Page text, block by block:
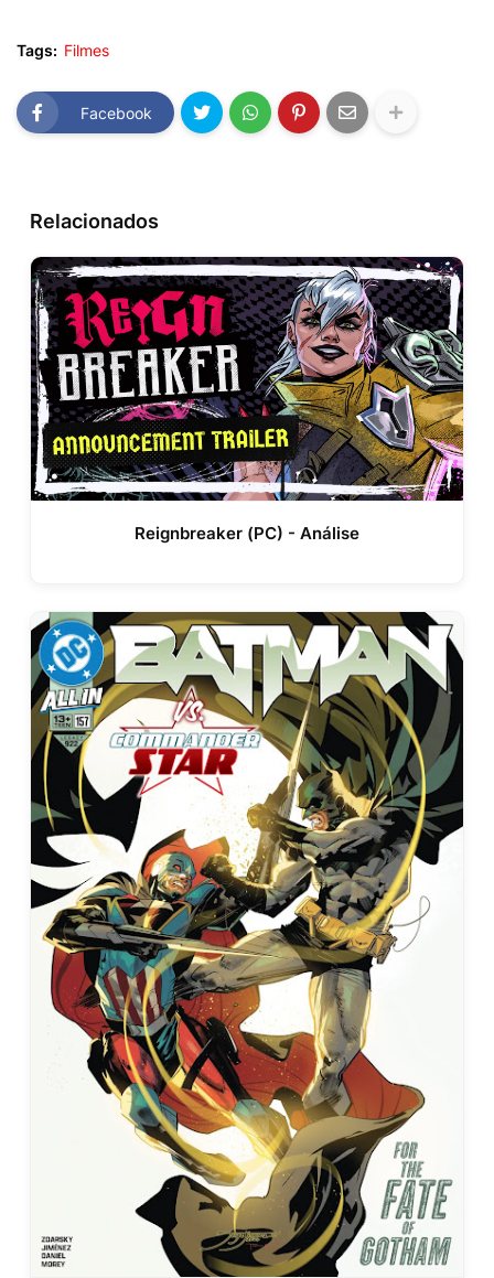
Tags: Filmes
Facebook
Relacionados
Reignbreaker (PC) - Análise